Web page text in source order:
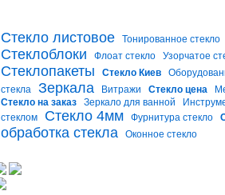
Стекло листовое Тонированное стекло
Стеклоблоки Флоат стекло Узорчатое
Стеклопакеты Стекло Киев
стекла
Зеркала Витражи Стекло цена
Стекло на заказ
Зеркало для ванной
стеклом
Стекло 4мм Фурнитура стекло
обработка стекла Оконное стекло